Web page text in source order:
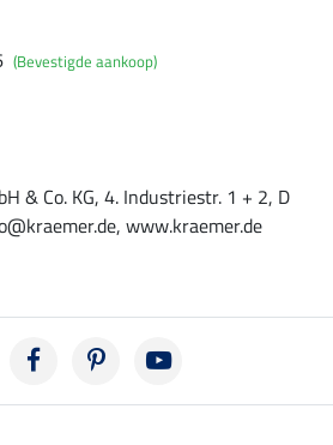
(Bevestigde aankoop)
& Co. KG, 4. Industriestr. 1 + 2, D
www.kraemer.de